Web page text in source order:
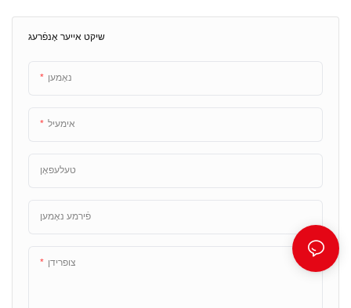
שיקט אייער אָנפֿרעג
נאָמען
אימעיל
טעלעפאָן
פֿירמע נאָמען
צופרידן